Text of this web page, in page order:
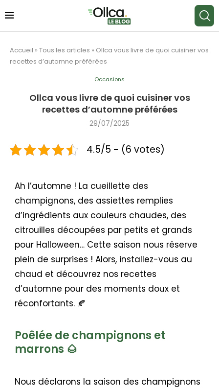
Accueil » Tous les articles » Ollca vous livre de quoi cuisiner vos
recettes d’automne préférées
Occasions
Ollca vous livre de quoi cuisiner vos
recettes d’automne préférées
29/07/2025
4.5/5 - (6 votes)
Ah l’automne ! La cueillette des
champignons, des assiettes remplies
d’ingrédients aux couleurs chaudes, des
citrouilles découpées par petits et grands
pour Halloween… Cette saison nous réserve
plein de surprises ! Alors, installez-vous au
chaud et découvrez nos recettes
d’automne pour des moments doux et
réconfortants. 🍂
Poêlée de champignons et
marrons 🌰
Nous déclarons la saison des champignons